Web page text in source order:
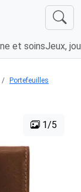
et soinsJeux,
Portefeuilles
1/5